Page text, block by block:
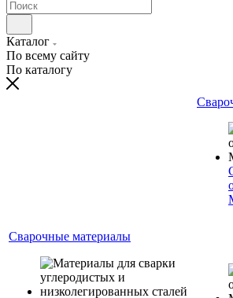
Каталог
По всему сайту
По каталогу
Сварочные материалы